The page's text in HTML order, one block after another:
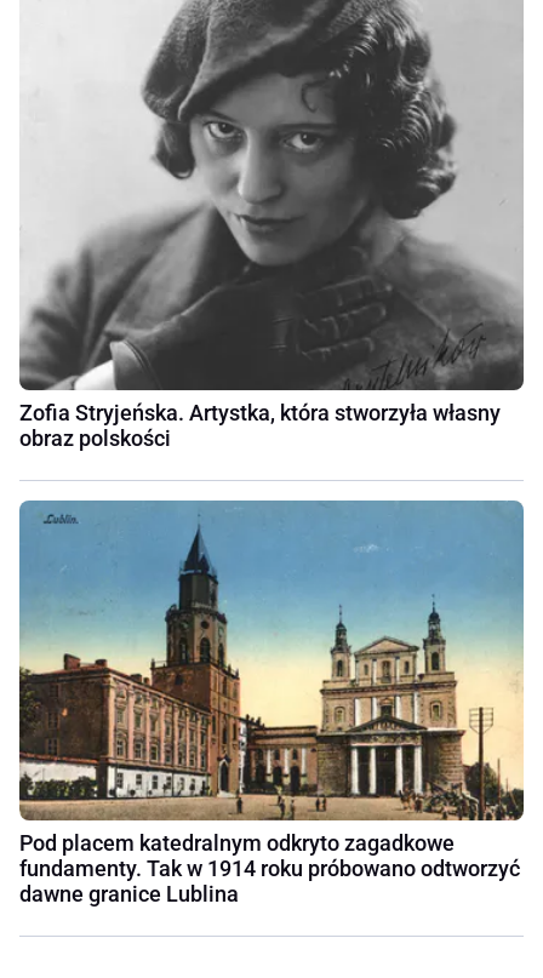
Zofia Stryjeńska. Artystka, która stworzyła własny
obraz polskości
Pod placem katedralnym odkryto zagadkowe
fundamenty. Tak w 1914 roku próbowano odtworzyć
dawne granice Lublina